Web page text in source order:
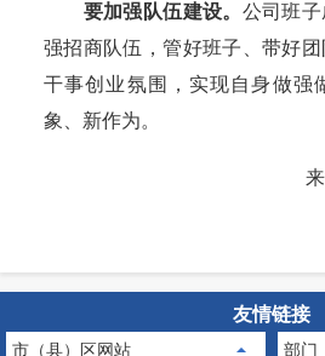
要加强队伍建设。 公司班
强招商队伍，管好班子、带好
干事创业氛围，实现自身做强
象、新作为。
友情链接
市（县）区网站 部门